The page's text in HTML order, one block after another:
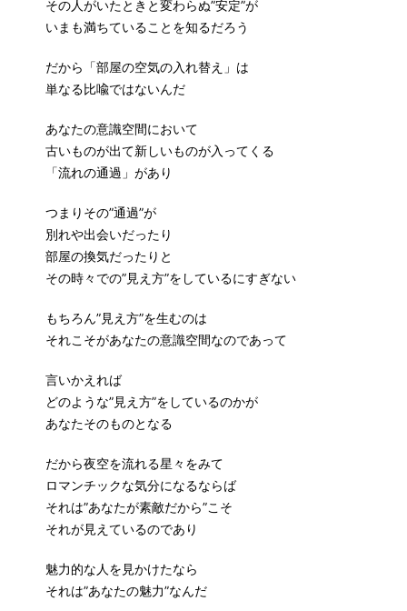
その人がいたときと変わらぬ”安定”が
いまも満ちていることを知るだろう
だから「部屋の空気の入れ替え」は
単なる比喩ではないんだ
あなたの意識空間において
古いものが出て新しいものが入ってくる
「流れの通過」があり
つまりその”通過”が
別れや出会いだったり
部屋の換気だったりと
その時々での”見え方”をしているにすぎない
もちろん”見え方”を生むのは
それこそがあなたの意識空間なのであって
言いかえれば
どのような”見え方”をしているのかが
あなたそのものとなる
だから夜空を流れる星々をみて
ロマンチックな気分になるならば
それは”あなたが素敵だから”こそ
それが見えているのであり
魅力的な人を見かけたなら
それは”あなたの魅力”なんだ